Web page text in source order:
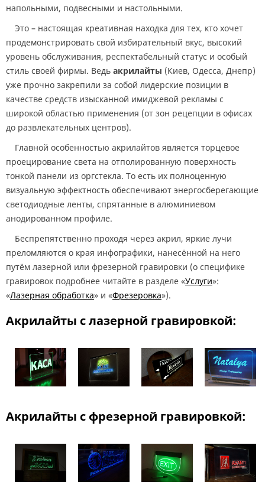
напольными, подвесными и настольными.
Это – настоящая креативная находка для тех, кто хочет
продемонстрировать свой избирательный вкус, высокий
уровень обслуживания, респектабельный статус и особый
стиль своей фирмы. Ведь акрилайты (Киев, Одесса, Днепр)
уже прочно закрепили за собой лидерские позиции в
качестве средств изысканной имиджевой рекламы с
широкой областью применения (от зон рецепции в офисах
до развлекательных центров).
Главной особенностью акрилайтов является торцевое
проецирование света на отполированную поверхность
тонкой панели из оргстекла. То есть их полноценную
визуальную эффектность обеспечивают энергосберегающие
светодиодные ленты, спрятанные в алюминиевом
анодированном профиле.
Беспрепятственно проходя через акрил, яркие лучи
преломляются о края инфографики, нанесённой на него
путём лазерной или фрезерной гравировки (о специфике
гравировок подробнее читайте в разделе «Услуги»:
«Лазерная обработка» и «Фрезеровка»).
Акрилайты с лазерной гравировкой:
Акрилайты с фрезерной гравировкой: